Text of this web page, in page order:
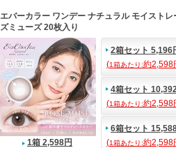
エバーカラー ワンデー ナチュラル モイスト
ズミューズ 20枚入り
1箱 2,598円
2箱セット 5,196
(1箱あたり:約2,598
4箱セット
(1箱あたり:約2,598
6箱セット
(1箱あたり:約2,598